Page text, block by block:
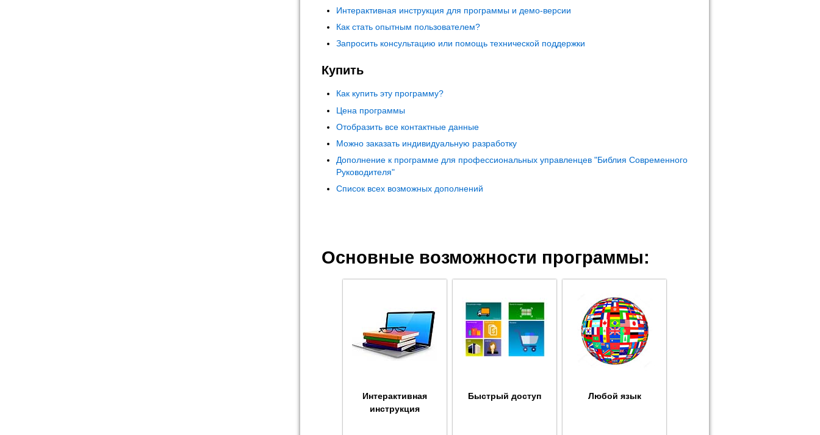
Интерактивная инструкция для программы и демо-версии
Как стать опытным пользователем?
Запросить консультацию или помощь технической поддержки
Купить
Как купить эту программу?
Цена программы
Отобразить все контактные данные
Можно заказать индивидуальную разработку
Дополнение к программе для профессиональных управленцев "Библия Современного
Руководителя"
Список всех возможных дополнений
Основные возможности программы:
Интерактивная
инструкция
Быстрый доступ Любой язык